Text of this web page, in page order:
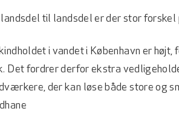
til landsdel er der stor forskel
i vandet i København er
Det fordrer derfor ekstra
der kan løse både store og